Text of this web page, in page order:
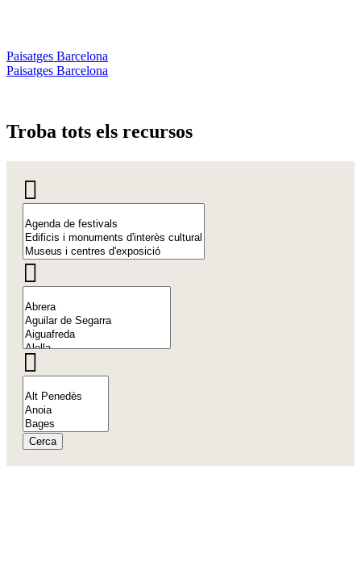
Paisatges Barcelona
Paisatges Barcelona
Troba tots els recursos
Cerca